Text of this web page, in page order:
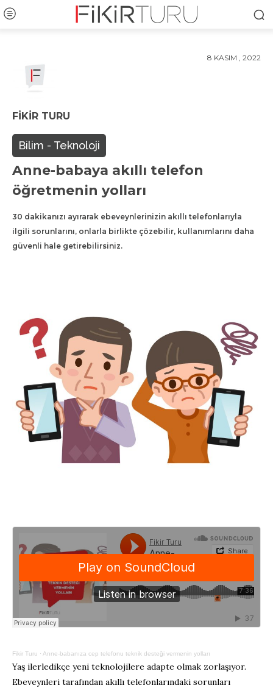
8 KASIM , 2022
FIKIR TURU
Bilim - Teknoloji
Anne-babaya akıllı telefon
öğretmenin yolları
30 dakikanızı ayırarak ebeveynlerinizin akıllı telefonlarıyla
ilgili sorunlarını, onlarla birlikte çözebilir, kullanımlarını daha
güvenli hale getirebilirsiniz.
Fikir Turu · Anne-babanıza cep telefonu teknik desteği vermenin yolları
Yaş ilerledikçe yeni teknolojilere adapte olmak zorlaşıyor.
Ebeveynleri tarafından akıllı telefonlarındaki sorunları